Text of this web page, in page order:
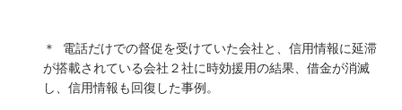
＊
電話だけでの督促を受けていた会社と、信用情報に延滞
が搭載されている会社２社に時効援用の結果、借金が消滅
し、信用情報も回復した事例。